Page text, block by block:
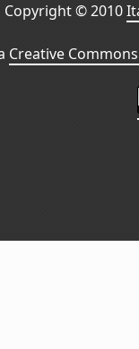
Copyright © 2010
Creative